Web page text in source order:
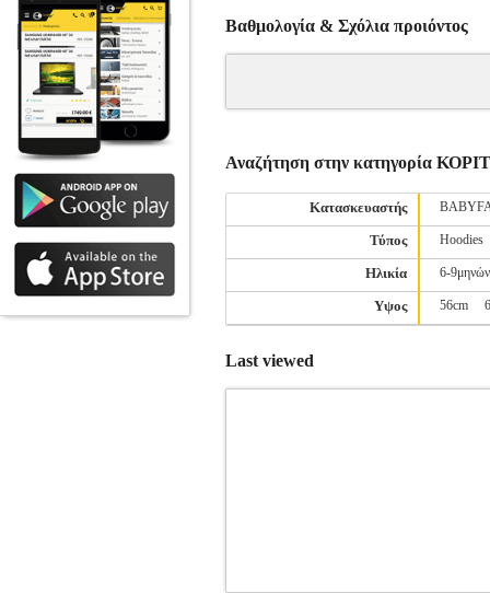
Βαθμολογία & Σχόλια προιόντος
Αναζήτηση στην κατηγορία
Κατασκευαστής
Τύπος Hoodies
Ηλικία 6-9μηνών
Υψος 56cm
Last viewed